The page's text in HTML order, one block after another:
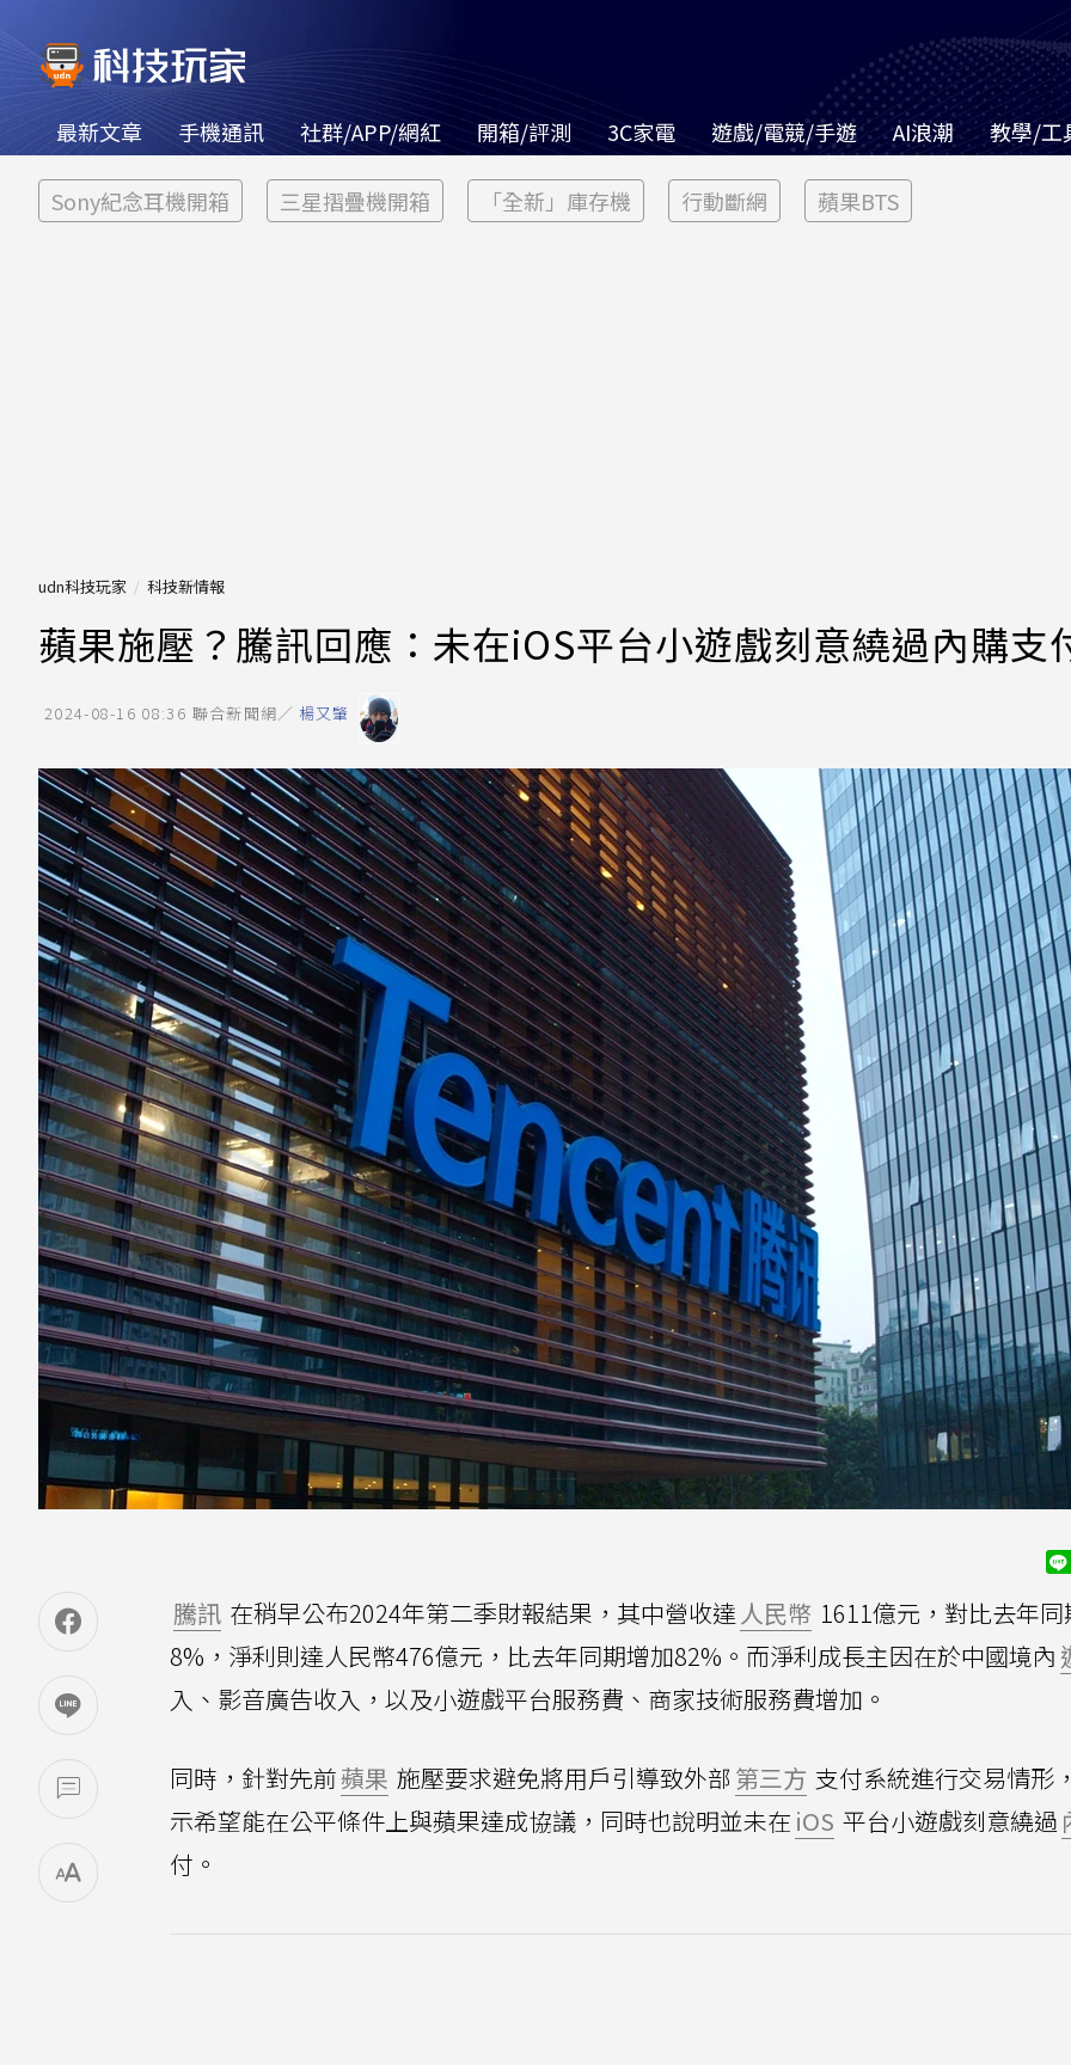
最新文章 手機通訊 社群/APP/網紅 開箱/評測 3C家電 遊戲/電競/手遊 AI浪潮 教學/工
Sony紀念耳機開箱 三星摺疊機開箱 「全新」庫存機 行動斷網 蘋果BTS
udn科技玩家 科技新情報
蘋果施壓？騰訊回應：未在iOS平台小遊戲刻意繞過內購支
2024-08-16 08:36 聯合新聞網／ 楊又肇
騰訊 在稍早公布2024年第二季財報結果，其中營收達 人民幣 1611億元，對比去年
8%，淨利則達人民幣476億元，比去年同期增加82%。而淨利成長主因在於中國境內
入、影音廣告收入，以及小遊戲平台服務費、商家技術服務費增加。
同時，針對先前蘋果 施壓要求避免將用戶引導致外部 第三方 支付系統進行交易情形
示希望能在公平條件上與蘋果達成協議，同時也說明並未在 iOS 平台小遊戲刻意繞過
付。